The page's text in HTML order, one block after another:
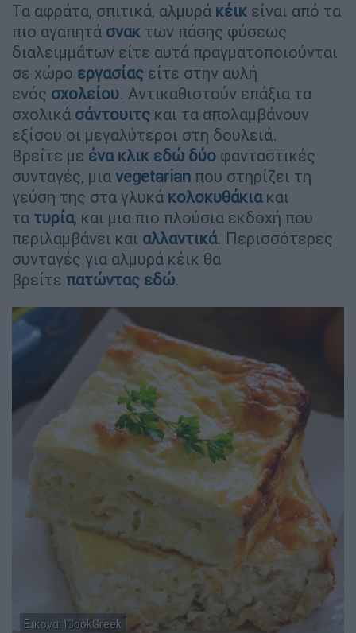
Τα αφράτα, σπιτικά, αλμυρά κέικ είναι από τα
πιο αγαπητά σνακ των πάσης φύσεως
διαλειμμάτων είτε αυτά πραγματοποιούνται
σε χώρο εργασίας είτε στην αυλή
ενός σχολείου. Αντικαθιστούν επάξια τα
σχολικά σάντουιτς και τα απολαμβάνουν
εξίσου οι μεγαλύτεροι στη δουλειά.
Βρείτε με ένα κλικ εδώ δύο φανταστικές
συνταγές, μια vegetarian που στηρίζει τη
γεύση της στα γλυκά κολοκυθάκιακαι
τα τυρία, και μια πιο πλούσια εκδοχή που
περιλαμβάνει και αλλαντικά. Περισσότερες
συνταγές για αλμυρά κέικ θα
βρείτε πατώντας εδώ.
Εικόνα: ICookGreek